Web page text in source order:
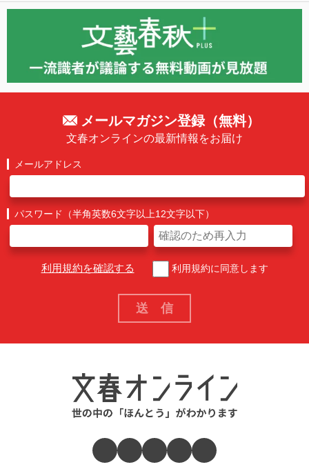
メールマガジン登録（無料）
文春オンラインの最新情報をお届け
メールアドレス
パスワード（半角英数6文字以上12文字以下）
利用規約を確認する 利用規約に同意します